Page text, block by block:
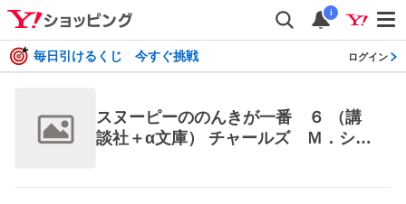
i
毎日引けるくじ 今すぐ挑戦 ログイン
スヌーピーののんきが一番 ６ （講
談社＋α文庫） チャールズ Ｍ．シュ